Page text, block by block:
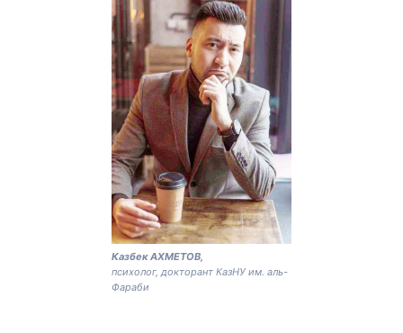
Казбек АХМЕТОВ,
психолог, докторант КазНУ им. аль-
Фараби